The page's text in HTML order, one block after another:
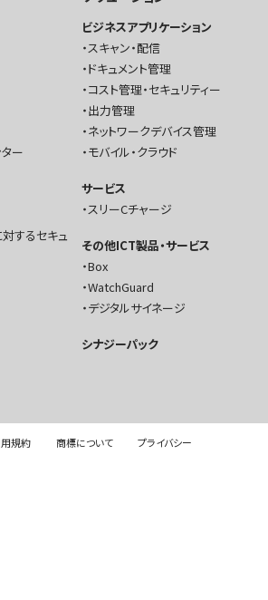
ー
するセキュ
ビジネスアプリケーション
スキャン・配信
ドキュメント管理
コスト管理・セキュリティー
出力管理
ネットワークデバイス管理
モバイル・クラウド
サービス
スリーCチャージ
その他ICT製品・サービス
Box
WatchGuard
デジタルサイネージ
シナジーパック
規約 商標について プライバシー